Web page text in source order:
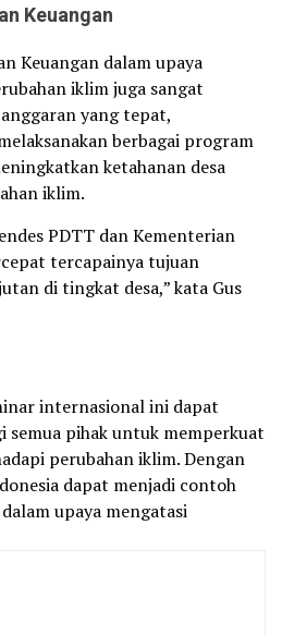
Keuangan
Keuangan dalam upaya
iklim juga sangat
yang tepat,
berbagai program
ketahanan desa
iklim.
PDTT dan Kementerian
tercapainya tujuan
di tingkat desa,” kata Gus
internasional ini dapat
semua pihak untuk memperkuat
perubahan iklim. Dengan
dapat menjadi contoh
upaya mengatasi